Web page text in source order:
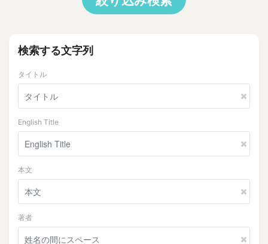
検索する文字列
タイトル
English Title
本文
著者